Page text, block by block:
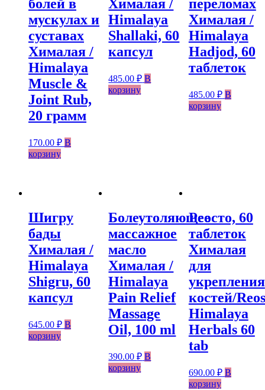
болей в
мускулах и
суставах
Хималая /
Himalaya
Muscle &
Joint Rub,
20 грамм
170.00 ₽ В
корзину
Хималая /
Himalaya
Shallaki, 60
капсул
485.00₽ В
корзину
переломах
Хималая /
Himalaya
Hadjod, 60
таблеток
485.00 ₽ В
корзину
Шигру
бады
Хималая /
Himalaya
Shigru, 60
капсул
645.00 ₽ В
корзину
Болеутоляющее
массажное
масло
Хималая /
Himalaya
Pain Relief
Massage
Oil, 100 ml
390.00₽ В
корзину
Реосто, 60
таблеток
Хималая
для
укрепления
костей/
Himalaya
Herbals 60
tab
690.00 ₽ В
корзину